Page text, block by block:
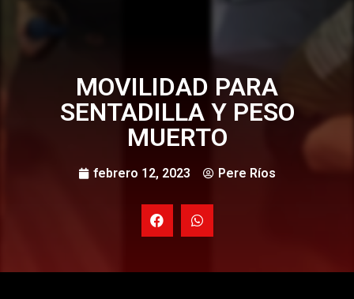
MOVILIDAD PARA
SENTADILLA Y PESO
MUERTO
febrero 12, 2023 Pere Ríos